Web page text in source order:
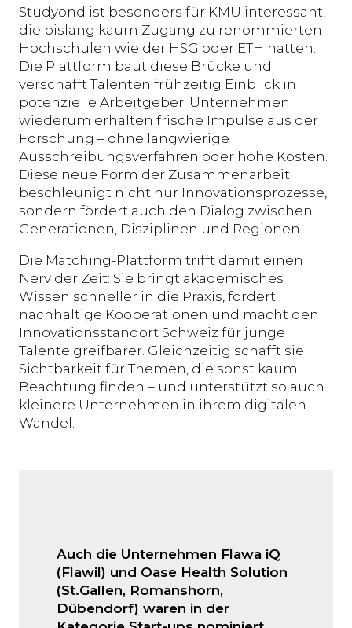
Studyond ist besonders für KMU interessant,
die bislang kaum Zugang zu renommierten
Hochschulen wie der HSG oder ETH hatten.
Die Plattform baut diese Brücke und
verschafft Talenten frühzeitig Einblick in
potenzielle Arbeitgeber. Unternehmen
wiederum erhalten frische Impulse aus der
Forschung – ohne langwierige
Ausschreibungsverfahren oder hohe Kosten.
Diese neue Form der Zusammenarbeit
beschleunigt nicht nur Innovationsprozesse,
sondern fördert auch den Dialog zwischen
Generationen, Disziplinen und Regionen.
Die Matching-Plattform trifft damit einen
Nerv der Zeit: Sie bringt akademisches
Wissen schneller in die Praxis, fördert
nachhaltige Kooperationen und macht den
Innovationsstandort Schweiz für junge
Talente greifbarer. Gleichzeitig schafft sie
Sichtbarkeit für Themen, die sonst kaum
Beachtung finden – und unterstützt so auch
kleinere Unternehmen in ihrem digitalen
Wandel.
Auch die Unternehmen Flawa iQ
(Flawil) und Oase Health Solution
(St.Gallen, Romanshorn,
Dübendorf) waren in der